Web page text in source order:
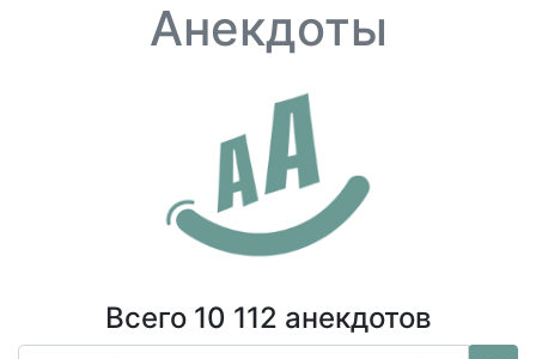
Анекдоты
Всего 10 112 анекдотов